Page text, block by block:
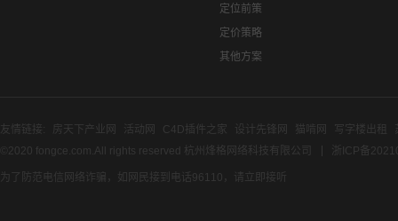
定位前策
定价策略
其他方案
友情链接: 房天下产业网 活动网 C4D插件之家 设计先锋网 猫啃网 写字楼出租
©2020 fongce.com.All rights reserved 杭州烽格网络科技有限公司
浙ICP备
为了防范电信网络诈骗，如网民接到电话96110，请立即接听